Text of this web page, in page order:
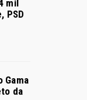
mil
PSD
Gama
da